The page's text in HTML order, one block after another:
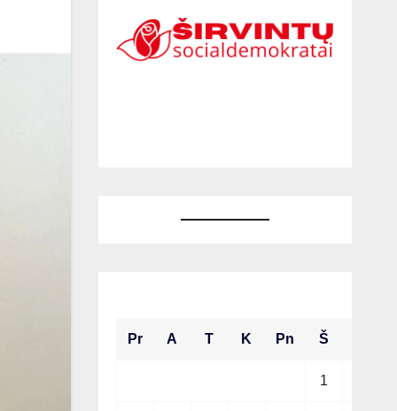
Pr A T K Pn Š
1